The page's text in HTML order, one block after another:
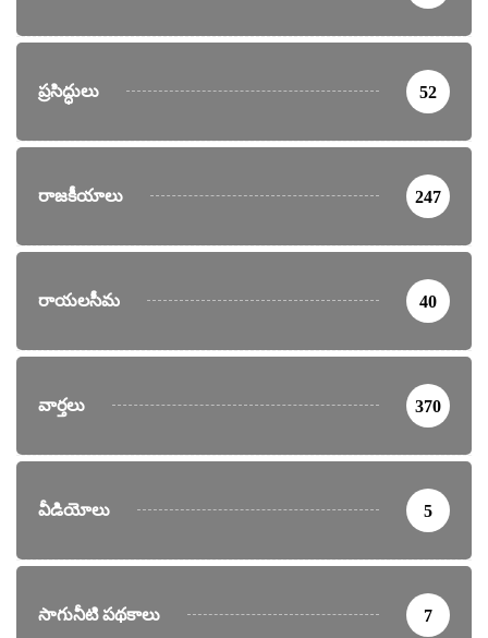
ప్రసిద్ధులు 52
రాజకీయాలు 247
రాయలసీమ 40
వార్తలు 370
వీడియోలు 5
సాగునీటి పథకాలు 7